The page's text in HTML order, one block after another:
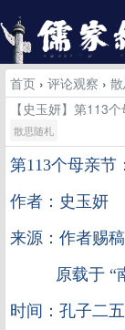
首页 › 评论观察 ›
【史玉妍】第113
散思随札
第113个母亲节
作者：史玉妍
来源：作者赐稿
原载于 “南
时间：孔子二